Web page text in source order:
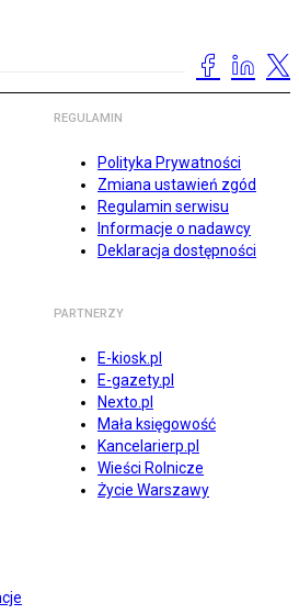
REGULAMIN
Polityka Prywatności
Zmiana ustawień zgód
Regulamin serwisu
Informacje o nadawcy
Deklaracja dostępności
PARTNERZY
E-kiosk.pl
E-gazety.pl
Nexto.pl
Mała księgowość
Kancelarierp.pl
Wieści Rolnicze
Życie Warszawy